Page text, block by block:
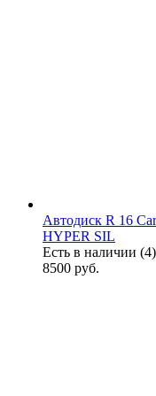
Автодиск R 16
HYPER SIL
Есть в наличии (4)
8500 руб.